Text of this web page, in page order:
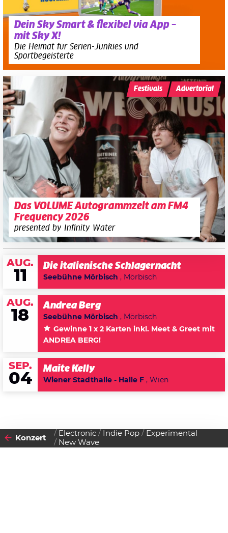
Dein Sky Smart & flexibel via App –
mit Sky X!
Die Heimat für Serien-Junkies und
Sportbegeisterte
Das VOLUME Autogrammzelt am FM4
Frequency 2026
presented by Infinity Water
Festivals Advertorial
AUG.
11
Die italienische Schlagernacht
Seebühne Mörbisch , Mörbisch
AUG.
18
Andrea Berg
Seebühne Mörbisch , Mörbisch
Gewinne 1 x 2 Karten inkl. Meet & Greet mit
ANDREA BERG!
SEP.
04
Maite Kelly
Wiener Stadthalle - Halle F , Wien
Konzert
Electronic Indie Pop
Experimental
New Wave